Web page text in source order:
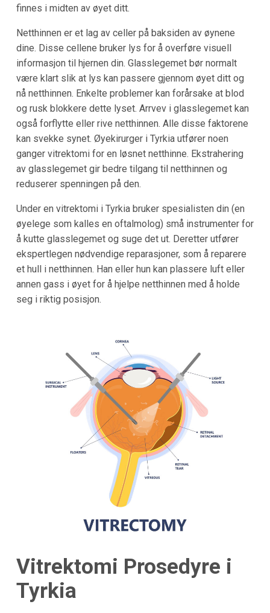
finnes i midten av øyet ditt.
Netthinnen er et lag av celler på baksiden av øynene
dine. Disse cellene bruker lys for å overføre visuell
informasjon til hjernen din. Glasslegemet bør normalt
være klart slik at lys kan passere gjennom øyet ditt og
nå netthinnen. Enkelte problemer kan forårsake at blod
og rusk blokkere dette lyset. Arrvev i glasslegemet kan
også forflytte eller rive netthinnen. Alle disse faktorene
kan svekke synet. Øyekirurger i Tyrkia utfører noen
ganger vitrektomi for en løsnet netthinne. Ekstrahering
av glasslegemet gir bedre tilgang til netthinnen og
reduserer spenningen på den.
Under en vitrektomi i Tyrkia bruker spesialisten din (en
øyelege som kalles en oftalmolog) små instrumenter for
å kutte glasslegemet og suge det ut. Deretter utfører
ekspertlegen nødvendige reparasjoner, som å reparere
et hull i netthinnen. Han eller hun kan plassere luft eller
annen gass i øyet for å hjelpe netthinnen med å holde
seg i riktig posisjon.
Vitrektomi Prosedyre i
Tyrkia